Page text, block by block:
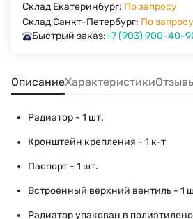
Склад Екатеринбург: По запросу
Склад Санкт-Петербург: По запросу
Быстрый заказ:+7 (903) 900-40-
ОписаниеХарактеристики
Радиатор - 1 шт.
Кронштейн крепления - 1 к-т
Паспорт - 1 шт.
Встроенный верхний вентиль - 1
Радиатор упакован в